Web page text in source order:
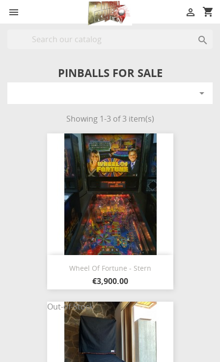
 shopping_cart


PINBALLS FOR SALE

Showing 1-3 of 3 item(s)
Wheel Of Fortune - Stern
€3,900.00
Out-of-Stock